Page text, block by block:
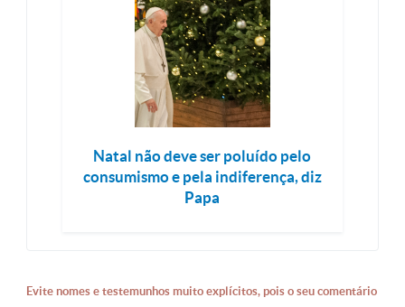
Natal não deve ser poluído pelo
consumismo e pela indiferença, diz
Papa
Evite nomes e testemunhos muito explícitos, pois o seu comentário